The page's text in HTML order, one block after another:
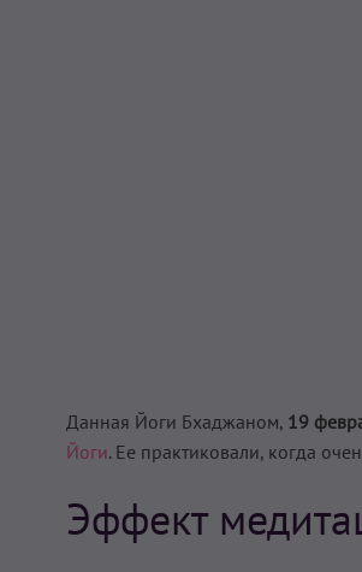
Данная Йоги Бхаджаном, 19
Йоги. Ее практиковали, когда
Эффект